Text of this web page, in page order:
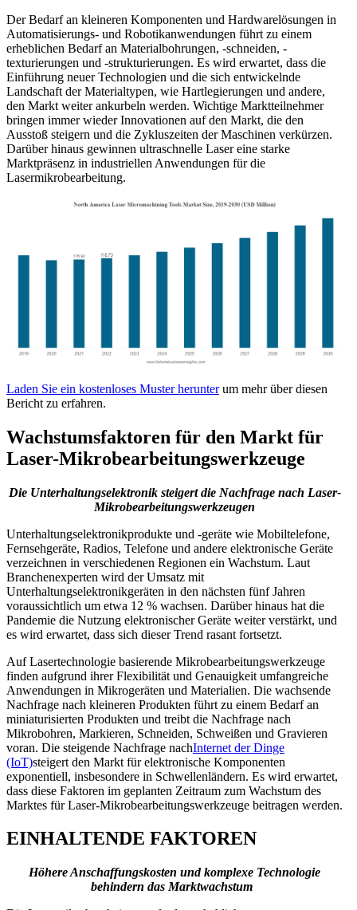
Der Bedarf an kleineren Komponenten und Hardwarelösungen in
Automatisierungs- und Robotikanwendungen führt zu einem
erheblichen Bedarf an Materialbohrungen, -schneiden, -
texturierungen und -strukturierungen. Es wird erwartet, dass die
Einführung neuer Technologien und die sich entwickelnde
Landschaft der Materialtypen, wie Hartlegierungen und andere,
den Markt weiter ankurbeln werden. Wichtige Marktteilnehmer
bringen immer wieder Innovationen auf den Markt, die den
Ausstoß steigern und die Zykluszeiten der Maschinen verkürzen.
Darüber hinaus gewinnen ultraschnelle Laser eine starke
Marktpräsenz in industriellen Anwendungen für die
Lasermikrobearbeitung.
Laden Sie ein kostenloses Muster herunterum mehr über diesen
Bericht zu erfahren.
Wachstumsfaktoren für den Markt für
Laser-Mikrobearbeitungswerkzeuge
Die Unterhaltungselektronik steigert die Nachfrage nach Laser-
Mikrobearbeitungswerkzeugen
Unterhaltungselektronikprodukte und -geräte wie Mobiltelefone,
Fernsehgeräte, Radios, Telefone und andere elektronische Geräte
verzeichnen in verschiedenen Regionen ein Wachstum. Laut
Branchenexperten wird der Umsatz mit
Unterhaltungselektronikgeräten in den nächsten fünf Jahren
voraussichtlich um etwa 12 % wachsen. Darüber hinaus hat die
Pandemie die Nutzung elektronischer Geräte weiter verstärkt, und
es wird erwartet, dass sich dieser Trend rasant fortsetzt.
Auf Lasertechnologie basierende Mikrobearbeitungswerkzeuge
finden aufgrund ihrer Flexibilität und Genauigkeit umfangreiche
Anwendungen in Mikrogeräten und Materialien. Die wachsende
Nachfrage nach kleineren Produkten führt zu einem Bedarf an
miniaturisierten Produkten und treibt die Nachfrage nach
Mikrobohren, Markieren, Schneiden, Schweißen und Gravieren
voran. Die steigende Nachfrage nachInternet der Dinge
(IoT)steigert den Markt für elektronische Komponenten
exponentiell, insbesondere in Schwellenländern. Es wird erwartet,
dass diese Faktoren im geplanten Zeitraum zum Wachstum des
Marktes für Laser-Mikrobearbeitungswerkzeuge beitragen werden.
EINHALTENDE FAKTOREN
Höhere Anschaffungskosten und komplexe Technologie
behindern das Marktwachstum